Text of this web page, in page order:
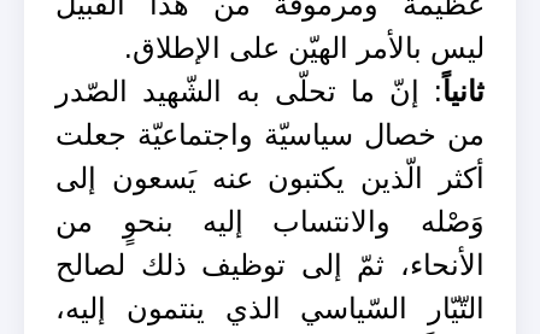
ليس بالأمر الهيّن على الإطلاق.
ثانياً: إنّ ما تحلّى به الشّهيد الصّدر
من خصال سياسيّة واجتماعيّة جعلت
أكثر الّذين يكتبون عنه يَسعون إلى
وَصْله والانتساب إليه بنحوٍ من
الأنحاء، ثمّ إلى توظيف ذلك لصالح
التّيّار السّياسي الذي ينتمون إليه،